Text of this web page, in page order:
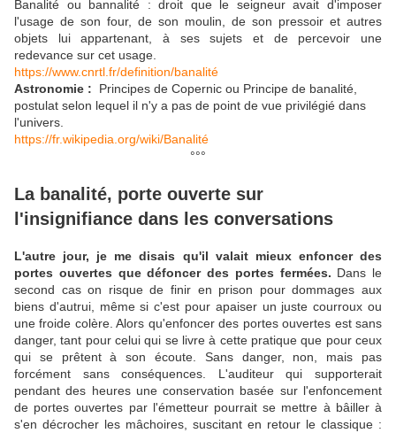
Banalité ou bannalité : droit que le seigneur avait d'imposer
l'usage de son four, de son moulin, de son pressoir et autres
objets lui appartenant, à ses sujets et de percevoir une
redevance sur cet usage.
https://www.cnrtl.fr/definition/banalité
Astronomie : Principes de Copernic ou Principe de banalité,
postulat selon lequel il n'y a pas de point de vue privilégié dans
l'univers.
https://fr.wikipedia.org/wiki/Banalité
°°°
La banalité, porte ouverte sur
l'insignifiance dans les conversations
L'autre jour, je me disais qu'il valait mieux enfoncer des
portes ouvertes que défoncer des portes fermées. Dans le
second cas on risque de finir en prison pour dommages aux
biens d'autrui, même si c'est pour apaiser un juste courroux ou
une froide colère. Alors qu'enfoncer des portes ouvertes est sans
danger, tant pour celui qui se livre à cette pratique que pour ceux
qui se prêtent à son écoute. Sans danger, non, mais pas
forcément sans conséquences. L'auditeur qui supporterait
pendant des heures une conservation basée sur l'enfoncement
de portes ouvertes par l'émetteur pourrait se mettre à bâiller à
s'en décrocher les mâchoires, suscitant en retour le classique :